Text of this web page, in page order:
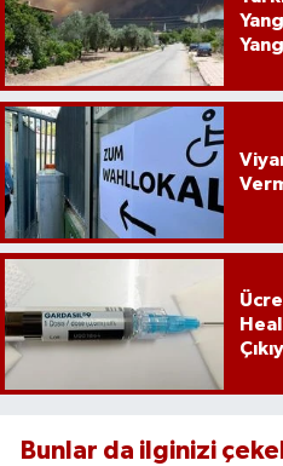
Bunlar da ilginizi